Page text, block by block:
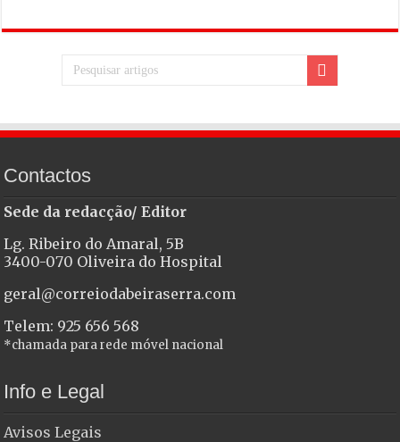
Contactos
Sede da redacção/ Editor
Lg. Ribeiro do Amaral, 5B
3400-070 Oliveira do Hospital
geral@correiodabeiraserra.com
Telem: 925 656 568
*chamada para rede móvel nacional
Info e Legal
Avisos Legais